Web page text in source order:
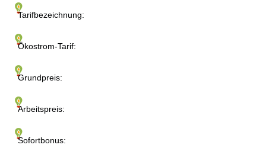
Tarifbezeichnung:
Ökostrom-Tarif:
Grundpreis:
Arbeitspreis:
Sofortbonus: